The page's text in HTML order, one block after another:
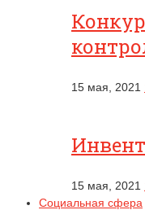
15 мая, 2021
15 мая, 2021
Социальная сфера